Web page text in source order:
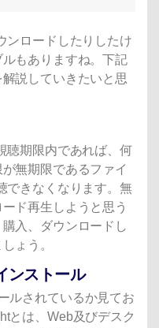
ンロードしたりしたけ
もありますね。下記
説していきたいと思
聴期限内であれば、何
無期限であるファイ
できなくなります。無
ド再生しようと思う
入、ダウンロードし
ょう。
ストール
ルされているか見てお
とは、Web及びデスク